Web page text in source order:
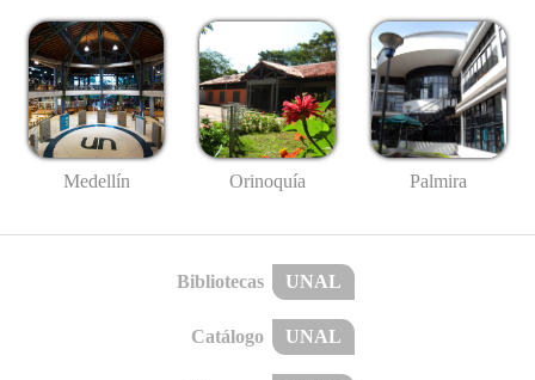
Medellín Orinoquía Palmira
Bibliotecas UNAL
Catálogo UNAL